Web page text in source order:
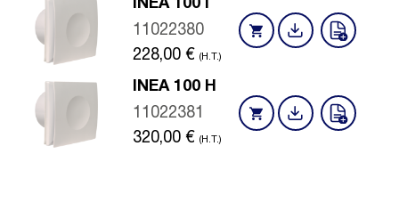
INEA 100 I
11022380
228,00 € (H.T.)
INEA 100 H
11022381
320,00 € (H.T.)